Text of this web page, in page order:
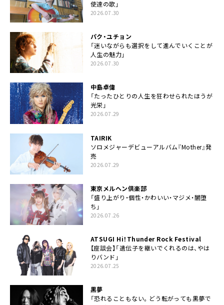
使達の歌」
2026.07.30
パク・ユチョン
「迷いながらも選択をして進んでいくことが
人生の魅力」
2026.07.30
中島卓偉
「たったひとりの人生を狂わせられたほうが
光栄」
2026.07.29
TAIRIK
ソロメジャーデビューアルバム『Mother』発
売
2026.07.29
東京メルヘン倶楽部
「盛り上がり・個性・かわいい・マジメ・闇堕
ち」
2026.07.26
ATSUGI Hi！Thunder Rock Festival
【座談会】「遺伝子を継いでくれるのは、やは
りバンド」
2026.07.25
黒夢
「恐れることもない。どう転がっても黒夢で